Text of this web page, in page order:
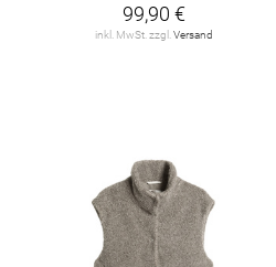
99,90 €
inkl. MwSt. zzgl. Versand